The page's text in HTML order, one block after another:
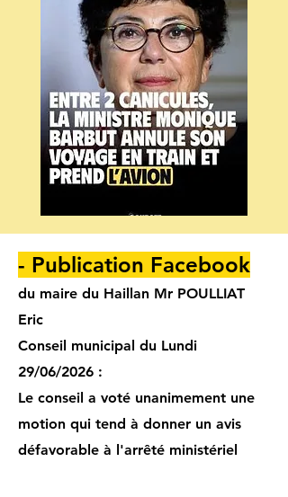
- Publication Facebook
du maire du Haillan Mr POULLIAT
Eric
Conseil municipal du Lundi
29/06/2026 :
Le conseil a voté unanimement une
motion qui tend à donner un avis
défavorable à l'arrêté ministériel